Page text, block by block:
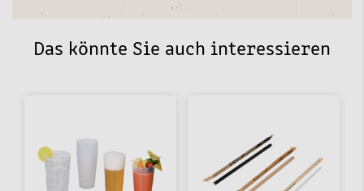
Das könnte Sie auch interessieren